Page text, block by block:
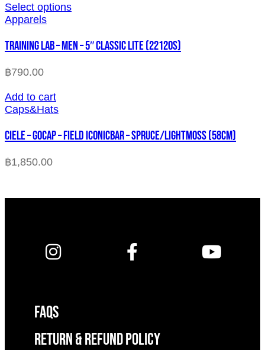
Select options
Apparels
TRAINING LAB – MEN – 5″ CLASSIC LITE (22120S)
฿790.00
Add to cart
Caps&Hats
CIELE – GOCAP – FIELD ICONICBAR – SPRUCE/LIGHTMOSS (58cm)
฿1,850.00
FAQS
RETURN & REFUND POLICY